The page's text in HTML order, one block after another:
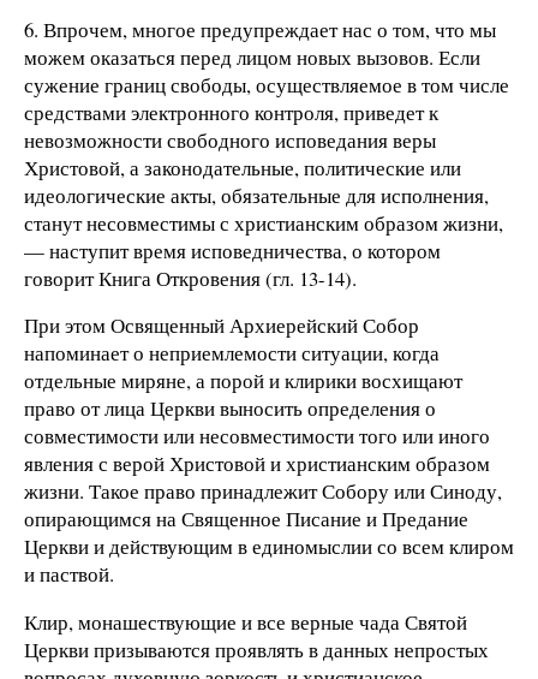
6. Впрочем, многое предупреждает нас о том, что мы
можем оказаться перед лицом новых вызовов. Если
сужение границ свободы, осуществляемое в том числе
средствами электронного контроля, приведет к
невозможности свободного исповедания веры
Христовой, а законодательные, политические или
идеологические акты, обязательные для исполнения,
станут несовместимы с христианским образом жизни,
— наступит время исповедничества, о котором
говорит Книга Откровения (гл. 13-14).
При этом Освященный Архиерейский Собор
напоминает о неприемлемости ситуации, когда
отдельные миряне, а порой и клирики восхищают
право от лица Церкви выносить определения о
совместимости или несовместимости того или иного
явления с верой Христовой и христианским образом
жизни. Такое право принадлежит Собору или Синоду,
опирающимся на Священное Писание и Предание
Церкви и действующим в единомыслии со всем клиром
и паствой.
Клир, монашествующие и все верные чада Святой
Церкви призываются проявлять в данных непростых